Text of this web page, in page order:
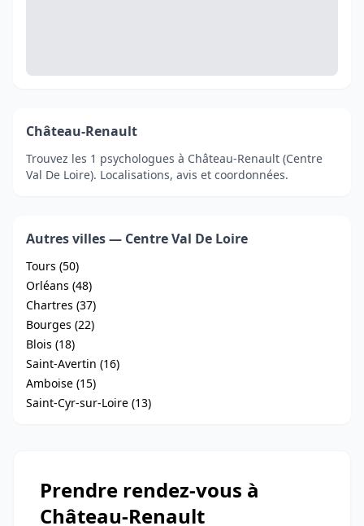
Château-Renault
Trouvez les 1 psychologues à Château-Renault (Centre
Val De Loire). Localisations, avis et coordonnées.
Autres villes — Centre Val De Loire
Tours (50)
Orléans (48)
Chartres (37)
Bourges (22)
Blois (18)
Saint-Avertin (16)
Amboise (15)
Saint-Cyr-sur-Loire (13)
Prendre rendez-vous à
Château-Renault